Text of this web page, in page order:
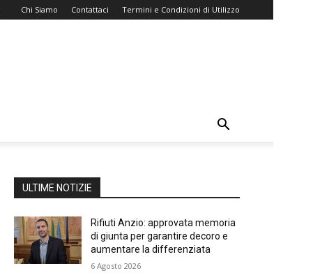
Chi Siamo Contattaci Termini e Condizioni di Utilizzo
ULTIME NOTIZIE
Rifiuti Anzio: approvata memoria
di giunta per garantire decoro e
aumentare la differenziata
6 Agosto 2026